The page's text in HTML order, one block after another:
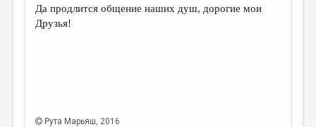
МАЛАЯ ПРОЗА
ПУБЛИЦИСТИКА
Да продлится общение наших душ, дорогие мои
Друзья!
Рута Марьяш, 2016